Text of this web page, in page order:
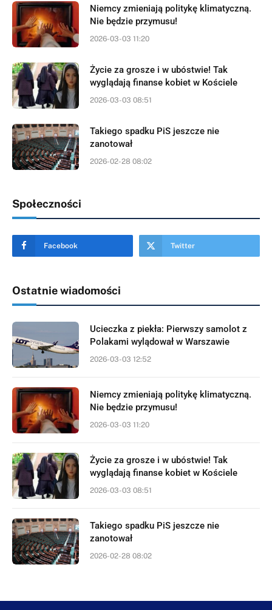
Niemcy zmieniają politykę klimatyczną.
Nie będzie przymusu!
2026-03-03 11:20
Życie za grosze i w ubóstwie! Tak
wyglądają finanse kobiet w Kościele
2026-03-03 08:51
Takiego spadku PiS jeszcze nie
zanotował
2026-02-28 08:02
Społeczności
Facebook Twitter
Ostatnie wiadomości
Ucieczka z piekła: Pierwszy samolot z
Polakami wylądował w Warszawie
2026-03-03 12:52
Niemcy zmieniają politykę klimatyczną.
Nie będzie przymusu!
2026-03-03 11:20
Życie za grosze i w ubóstwie! Tak
wyglądają finanse kobiet w Kościele
2026-03-03 08:51
Takiego spadku PiS jeszcze nie
zanotował
2026-02-28 08:02